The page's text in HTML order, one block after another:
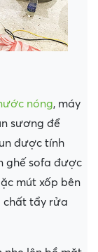
nóng, máy
sương để
được tính
ghế sofa được
mút xốp bên
chất tẩy rửa